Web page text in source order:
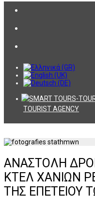
TOURIST AGENCY
ΑΝΑΣΤΟΛΗ
ΚΤΕΛ ΧΑΝΙΩΝ
ΤΗΣ ΕΠΕΤΕΙΟΥ